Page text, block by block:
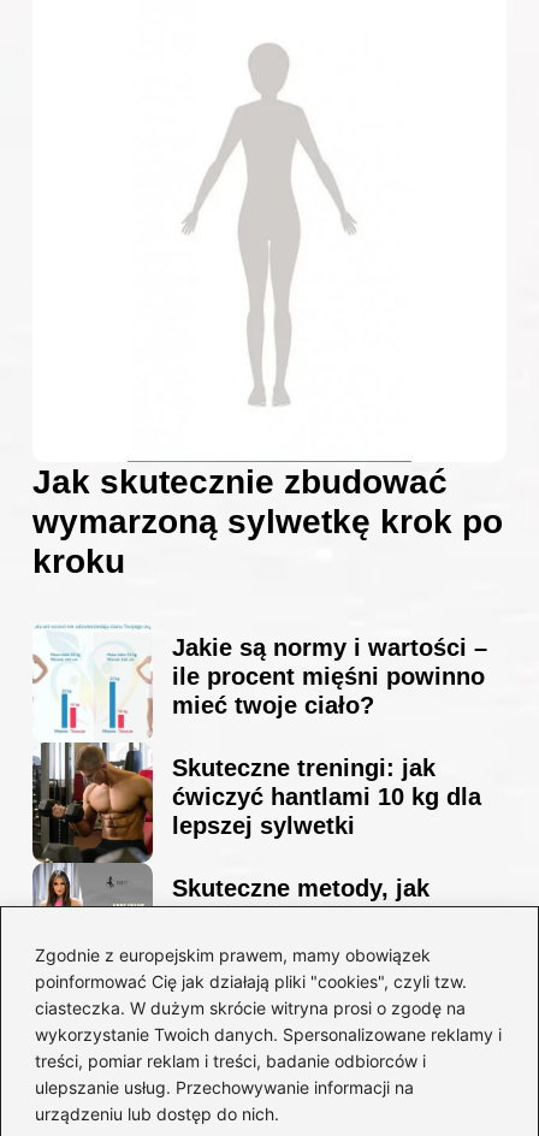
Zgodnie z europejskim prawem, mamy obowiązek
poinformować Cię jak działają pliki "cookies", czyli tzw.
ciasteczka. W dużym skrócie witryna prosi o zgodę na
wykorzystanie Twoich danych. Spersonalizowane reklamy i
treści, pomiar reklam i treści, badanie odbiorców i
ulepszanie usług. Przechowywanie informacji na
urządzeniu lub dostęp do nich.
Jak skutecznie zbudować
wymarzoną sylwetkę krok po
kroku
Jakie są normy i wartości –
ile procent mięśni powinno
mieć twoje ciało?
Skuteczne treningi: jak
ćwiczyć hantlami 10 kg dla
lepszej sylwetki
Skuteczne metody, jak
sylwetkę w zaledwie 90 dni
Idealny garnitur: jak dobrać
go do swojej sylwetki?